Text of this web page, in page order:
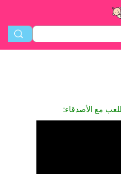
مع الأصدقاء: